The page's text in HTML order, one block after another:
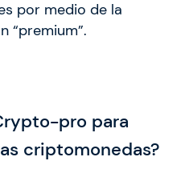
por medio de la
“premium”.
pro para
criptomonedas?